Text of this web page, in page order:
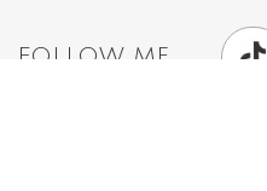
FOLLOW ME